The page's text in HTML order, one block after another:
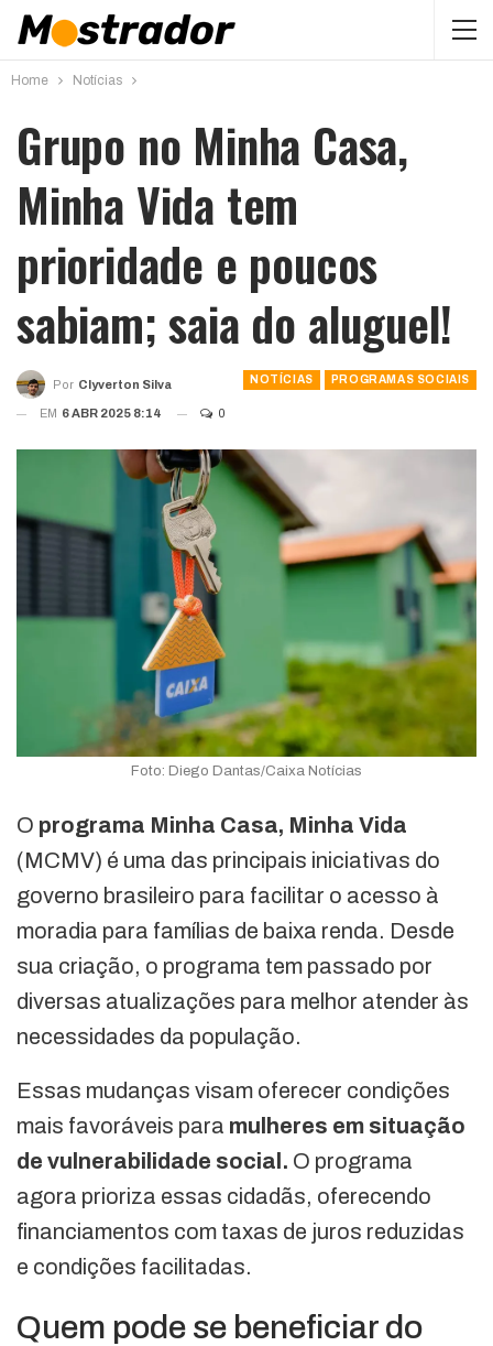
Home Notícias
Grupo no Minha Casa,
Minha Vida tem
prioridade e poucos
sabiam; saia do aluguel!
NOTÍCIAS PROGRAMAS SOCIAIS
Por Clyverton Silva
EM 6 ABR 2025 8:14 0
Foto: Diego Dantas/Caixa Notícias
O programa Minha Casa, Minha Vida
(MCMV) é uma das principais iniciativas do
governo brasileiro para facilitar o acesso à
moradia para famílias de baixa renda. Desde
sua criação, o programa tem passado por
diversas atualizações para melhor atender às
necessidades da população.
Essas mudanças visam oferecer condições
mais favoráveis para mulheres em situação
de vulnerabilidade social. O programa
agora prioriza essas cidadãs, oferecendo
financiamentos com taxas de juros reduzidas
e condições facilitadas.
Quem pode se beneficiar do